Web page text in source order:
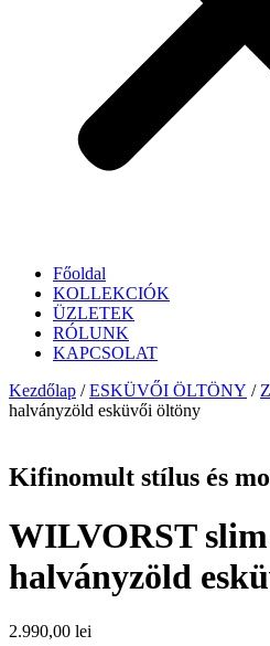
Főoldal
KOLLEKCIÓK
ÜZLETEK
RÓLUNK
KAPCSOLAT
Kezdőlap /ESKÜVŐI ÖLTÖNY /
halványzöld esküvői öltöny
Kifinomult stílus és
WILVORST
halványzöld
2.990,00 lei